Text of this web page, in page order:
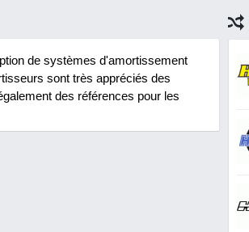
de systèmes d'amortissement
sont très appréciés des
des références pour les